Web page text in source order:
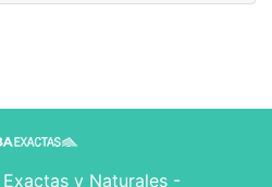
y Naturales -